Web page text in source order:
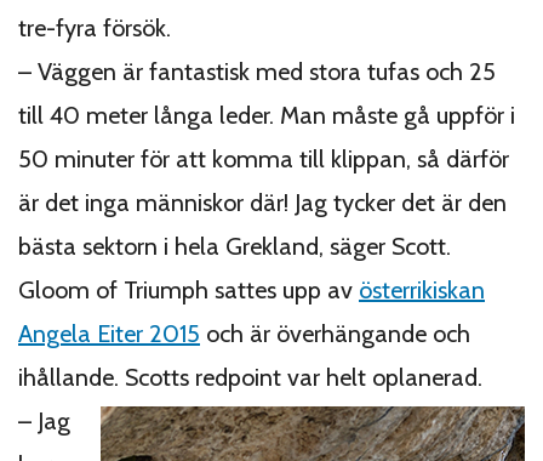
tre-fyra försök.
– Väggen är fantastisk med stora tufas och 25
till 40 meter långa leder. Man måste gå uppför i
50 minuter för att komma till klippan, så därför
är det inga människor där! Jag tycker det är den
bästa sektorn i hela Grekland, säger Scott.
Gloom of Triumph sattes upp av österrikiskan
Angela Eiter 2015 och är överhängande och
ihållande. Scotts redpoint var helt oplanerad.
– Jag